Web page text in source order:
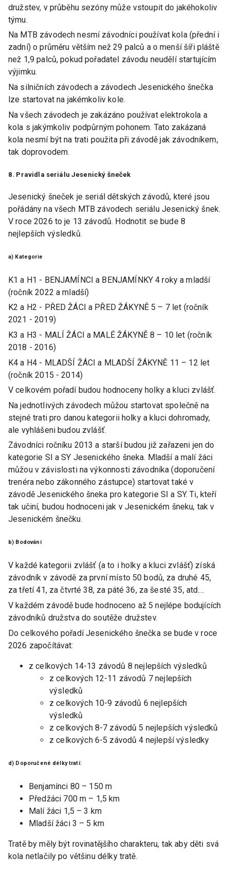
družstev, v průběhu sezóny může vstoupit do jakéhokoliv
týmu.
Na MTB závodech nesmí závodníci používat kola (přední i
zadní) o průměru větším než 29 palců a o menší šíři pláště
než 1,9 palců, pokud pořadatel závodu neudělí startujícím
výjimku.
Na silničních závodech a závodech Jesenického šnečka
lze startovat na jakémkoliv kole.
Na všech závodech je zakázáno používat elektrokola a
kola s jakýmkoliv podpůrným pohonem. Tato zakázaná
kola nesmí být na trati použita při závodě jak závodníkem,
tak doprovodem.
8. Pravidla seriálu Jesenický šneček
Jesenický šneček je seriál dětských závodů, které jsou
pořádány na všech MTB závodech seriálu Jesenický šnek.
V roce 2026 to je 13 závodů. Hodnotit se bude 8
nejlepších výsledků.
a) Kategorie
K1 a H1 - BENJAMÍNCI a BENJAMÍNKY 4 roky a mladší
(ročník 2022 a mladší)
K2 a H2 - PŘED ŽÁCI a PŘED ŽÁKYNĚ 5 – 7 let (ročník
2021 - 2019)
K3 a H3 - MALÍ ŽÁCI a MALÉ ŽÁKYNĚ 8 – 10 let (ročník
2018 - 2016)
K4 a H4 - MLADŠÍ ŽÁCI a MLADŠÍ ŽÁKYNĚ 11 – 12 let
(ročník 2015 - 2014)
V celkovém pořadí budou hodnoceny holky a kluci zvlášť.
Na jednotlivých závodech můžou startovat společně na
stejné trati pro danou kategorii holky a kluci dohromady,
ale vyhlášeni budou zvlášť.
Závodníci ročníku 2013 a starší budou již zařazeni jen do
kategorie SI a SY Jesenického šneka. Mladší a malí žáci
můžou v závislosti na výkonnosti závodníka (doporučení
trenéra nebo zákonného zástupce) startovat také v
závodě Jesenického šneka pro kategorie SI a SY. Ti, kteří
tak učiní, budou hodnoceni jak v Jesenickém šneku, tak v
Jesenickém šnečku.
b) Bodování
V každé kategorii zvlášť (a to i holky a kluci zvlášť) získá
závodník v závodě za první místo 50 bodů, za druhé 45,
za třetí 41, za čtvrté 38, za páté 36, za šesté 35, atd....
V každém závodě bude hodnoceno až 5 nejlépe bodujících
závodníků družstva do soutěže družstev.
Do celkového pořadí Jesenického šnečka se bude v roce
2026 započítávat:
z celkových 14-13 závodů 8 nejlepších výsledků
z celkových 12-11 závodů 7 nejlepších
výsledků
z celkových 10-9 závodů 6 nejlepších
výsledků
z celkových 8-7 závodů 5 nejlepších výsledků
z celkových 6-5 závodů 4 nejlepší výsledky
d) Doporučené délky tratí:
Benjamínci 80 – 150 m
Předžáci 700 m – 1,5 km
Malí žáci 1,5 – 3 km
Mladší žáci 3 – 5 km
Tratě by měly být rovinatějšího charakteru, tak aby děti svá
kola netlačily po většinu délky tratě.